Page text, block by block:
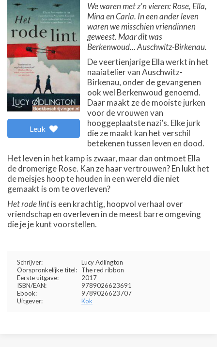
Leuk
We waren met z'n vieren: Rose, Ella,
Mina en Carla. In een ander leven
waren we misschien vriendinnen
geweest. Maar dit was
Berkenwoud... Auschwitz-Birkenau.
De veertienjarige Ella werkt in het
naaiatelier van Auschwitz-
Birkenau, onder de gevangenen
ook wel Berkenwoud genoemd.
Daar maakt ze de mooiste jurken
voor de vrouwen van
hooggeplaatste nazi’s. Elke jurk
die ze maakt kan het verschil
betekenen tussen leven en dood.
Het leven in het kamp is zwaar, maar dan ontmoet Ella
de dromerige Rose. Kan ze haar vertrouwen? En lukt het
de meisjes hoop te houden in een wereld die niet
gemaakt is om te overleven?
Het rode lintis een krachtig, hoopvol verhaal over
vriendschap en overleven in de meest barre omgeving
die je je kunt voorstellen.
Schrijver:
Lucy Adlington
Oorspronkelijke titel:
The red ribbon
Eerste uitgave:
2017
ISBN/EAN:
9789026623691
Ebook:
9789026623707
Uitgever:
Kok